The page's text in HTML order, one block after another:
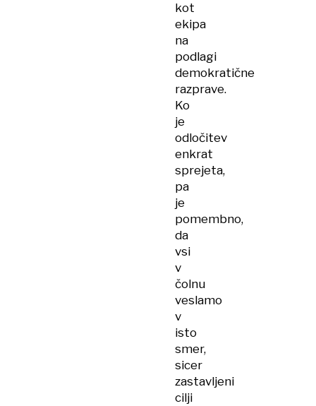
kot
ekipa
na
podlagi
demokratične
razprave.
Ko
je
odločitev
enkrat
sprejeta,
pa
je
pomembno,
da
vsi
v
čolnu
veslamo
v
isto
smer,
sicer
zastavljeni
cilji